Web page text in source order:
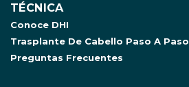
TÉCNICA
Conoce DHI
Trasplante De Cabello Paso A Paso
Preguntas Frecuentes